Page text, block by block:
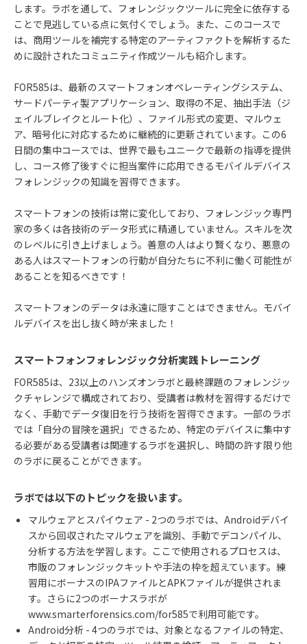
します。ラボを通して、フォレンジックツールに完全に依存する
ことで見逃している点に気付くでしょう。また、このコースで
は、商用ツールを補完する特定のアーティファクトを解析するた
めに設計されたコミュニティ作成ツールも紹介します。
FOR585は、最新のスマートフォンオペレーティングシステム、
サードパーティ製アプリケーション、取得の不足、抽出手法（ジ
ェイルブレイクとルート化）、ファイル形式の変更、マルウェ
ア、暗号化に対応するために継続的に更新されています。この6
日間の集中コースでは、世界で最もユニークで最新の指導を提供
し、コース修了後すぐに担当案件に応用できるモバイルデバイス
フォレンジックの知識を習得できます。
スマートフォンの技術は常に変化しており、フォレンジック専門
家の多くは各技術のデータ形式に精通していません。スキルを次
のレベルに引き上げましょう。善意の人はより賢くなり、悪意の
ある人はスマートフォンの行動が自分たちに不利に働く可能性が
あることを知るべきです！
スマートフォンのデータは永遠に隠すことはできません。モバイ
ルデバイスを出し抜く時が来ました！
スマートフォンフォレンジック分析実践トレーニング
FOR585は、 23以上のハンズオンラボと最終課題のフォレンジッ
クチャレンジで構成されており、受講者は教材を習得するだけで
なく、手動でデータ復旧を行う技術を習得できます。一部のラボ
では「自分の冒険を選択」できるため、特定のデバイスに集中す
る必要がある受講者は関連するラボを選択し、時間の許す限り他
のラボに戻ることができます。
ラボでは以下のトピックを扱います。
マルウェアとスパイウェア - 2つのラボでは、 Androidデバイ
スから回収されたマルウェアを識別、手動でデコンパイル、
分析する方法を学習します。ここで使用されるプロセスは、
市販のフォレンジックキットや手法の枠を超えています。練
習用にボーナスのIPAファイルとAPKファイルが提供されま
す。さらに2つのボーナスラボが
www.smarterforensics.com/for585で利用可能です。
Android分析 - 4つのラボでは、対象となるファイルの特定、